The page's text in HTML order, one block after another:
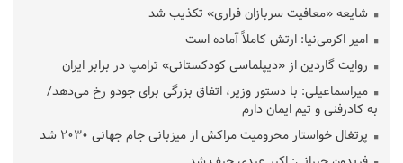
شایعه «معافیت سربازان فراری» تکذیب شد
امیر اکرمی‌نیا: ارتش کاملاً آماده است
روایت گاردین از «دیپلماسی کودکستانی» ترامپ در برابر ایران
میراسماعیلی: با دستور وزیر، اتفاق بزرگی برای جودو رخ می‌دهد/
به کادرفنی و تیم ایمان دارم
پرتغال خواستار محرومیت مراکش از میزبانی جام جهانی ۲۰۳۰ شد